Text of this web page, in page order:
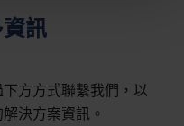
訊
方方式聯繫我們，以
決方案資訊。